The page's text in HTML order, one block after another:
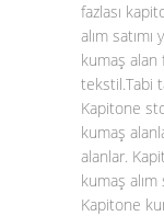
fazlası
alım
kumaş alan
tekstil.Tabi
Kapitone
kumaş
alanlar.
kumaş alım
Kapitone